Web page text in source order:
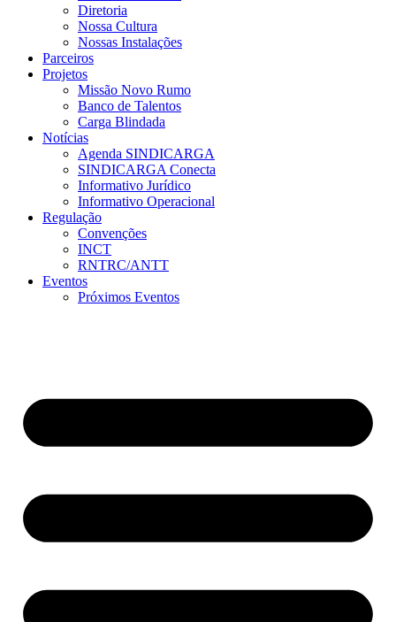
Diretoria
Nossa Cultura
Nossas Instalações
Parceiros
Projetos
Missão Novo Rumo
Banco de Talentos
Carga Blindada
Notícias
Agenda SINDICARGA
SINDICARGA Conecta
Informativo Jurídico
Informativo Operacional
Regulação
Convenções
INCT
RNTRC/ANTT
Eventos
Próximos Eventos